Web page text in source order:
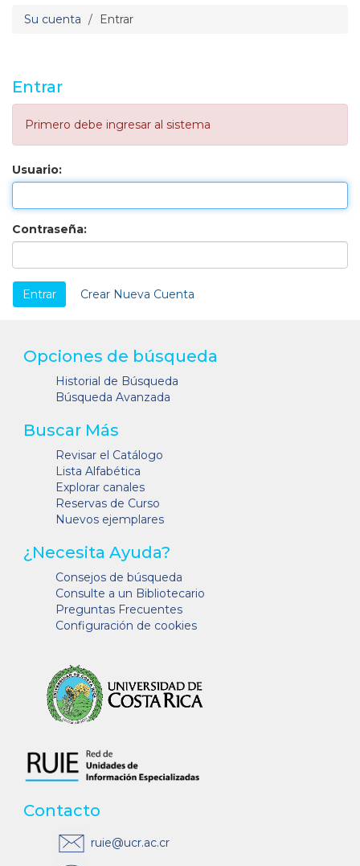
Su cuenta Entrar
Entrar
Primero debe ingresar al sistema
Usuario:
Contraseña:
Crear Nueva Cuenta
Opciones de búsqueda
Historial de Búsqueda
Búsqueda Avanzada
Buscar Más
Revisar el Catálogo
Lista Alfabética
Explorar canales
Reservas de Curso
Nuevos ejemplares
¿Necesita Ayuda?
Consejos de búsqueda
Consulte a un Bibliotecario
Preguntas Frecuentes
Configuración de cookies
Contacto
ruie@ucr.ac.cr